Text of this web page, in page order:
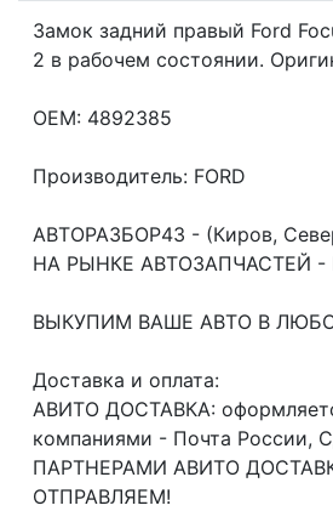
Замок задний правый Ford
2 в рабочем состоянии.
OEM: 4892385
Производитель: FORD
АВТОРАЗБОР43 - (Киров,
НА РЫНКЕ АВТОЗАПЧАСТЕЙ -
ВЫКУПИМ ВАШЕ АВТО В
Доcтавка и oплата:
АВИТО ДОСТАВКА:
компаниями - Почта России,
ПАРТНЕРАМИ АВИТО
ОТПРАВЛЯЕМ!